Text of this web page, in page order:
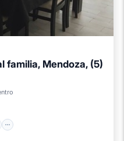
familia, Mendoza, (5)
Apto para niños